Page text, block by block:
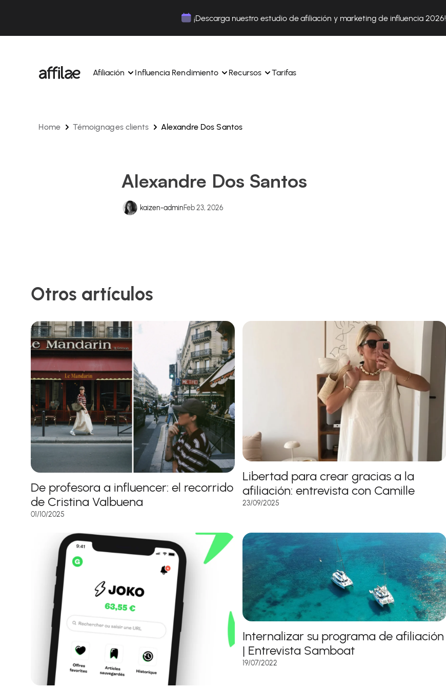
¡Descarga nuestro estudio de afiliación y marketing de influencia 2026!
Afiliación
Gestione sus campañas y afiliados desde una única
afiliados con total sencillez.
Influencia Rendimiento
Gestiona tus campañas y TikTok Shop desde un solo
colaboraciones desde la aplicación.
Recursos
Sigue nuestros consejos, noticias y tendencias del
Tarifas
Home Témoignages clients Alexandre Dos Santos
Alexandre Dos Santos
kaizen-adminFeb 23, 2026
Otros artículos
De profesora a influencer: el recorrido
de Cristina Valbuena
01/10/2025
Libertad para crear gracias a la
afiliación: entrevista con Camille
23/09/2025
Internalizar su programa de afiliación
| Entrevista Samboat
19/07/2022